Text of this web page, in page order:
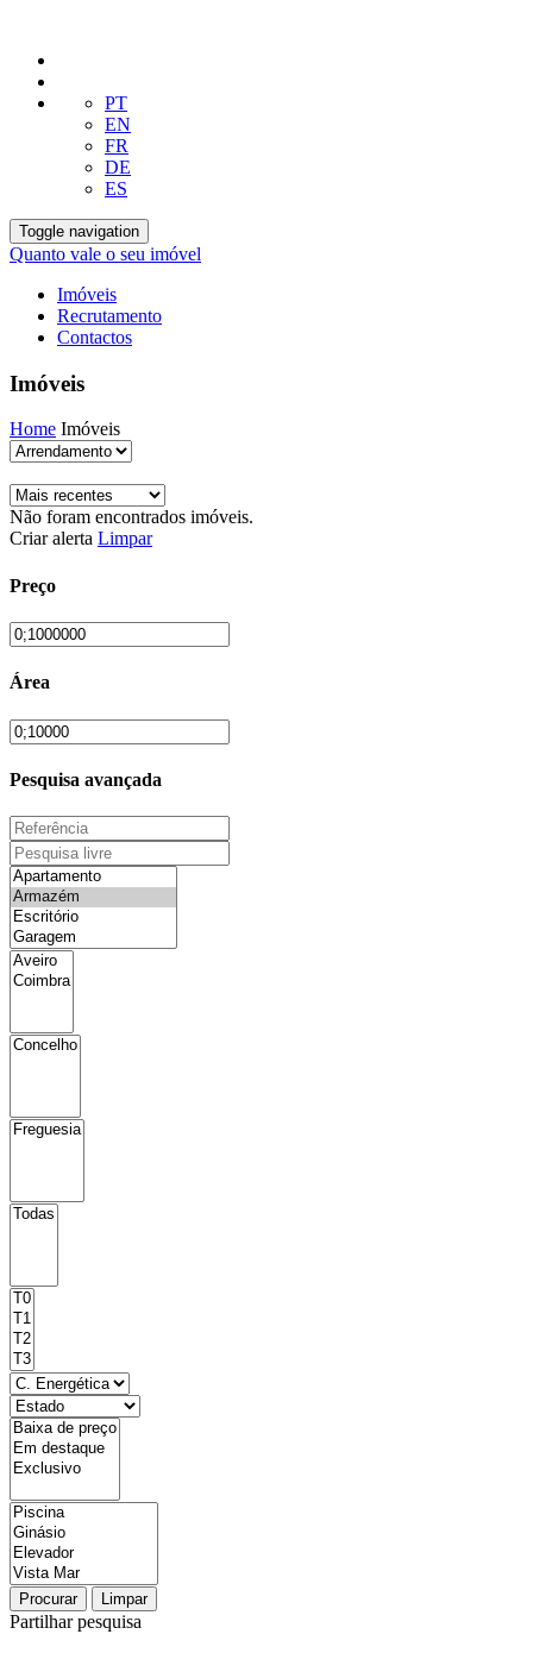
PT
EN
FR
DE
ES
Toggle navigation
Quanto vale o seu imóvel
Imóveis
Recrutamento
Contactos
Imóveis
Home Imóveis
Não foram encontrados imóveis.
Criar alerta Limpar
Preço
Área
Pesquisa avançada
Procurar Limpar
Partilhar pesquisa